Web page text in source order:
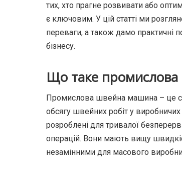
тих, хто прагне розвивати або
є ключовим. У цій статті ми
переваги, а також дамо практичні
бізнесу.
Що таке
Промислова швейна машина – це
обсягу швейних робіт у
розроблені для тривалої
операцій. Вони мають вищу
незамінними для масового